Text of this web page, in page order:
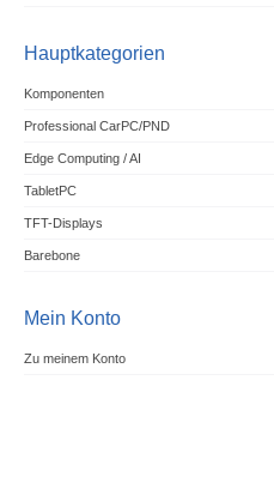
Hauptkategorien
Komponenten
Professional CarPC/PND
Edge Computing / AI
TabletPC
TFT-Displays
Barebone
Mein Konto
Zu meinem Konto